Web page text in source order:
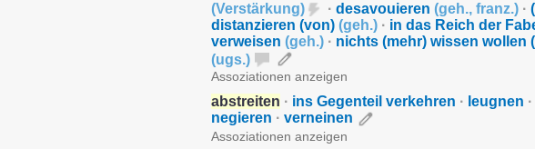
(Verstärkung) · desavouieren (geh., franz.) ·
distanzieren (von) (geh.) · in das Reich der
verweisen (geh.) · nichts (mehr) wissen wollen
(ugs.)
Assoziationen anzeigen
abstreiten · ins Gegenteil verkehren · leugnen ·
negieren · verneinen
Assoziationen anzeigen